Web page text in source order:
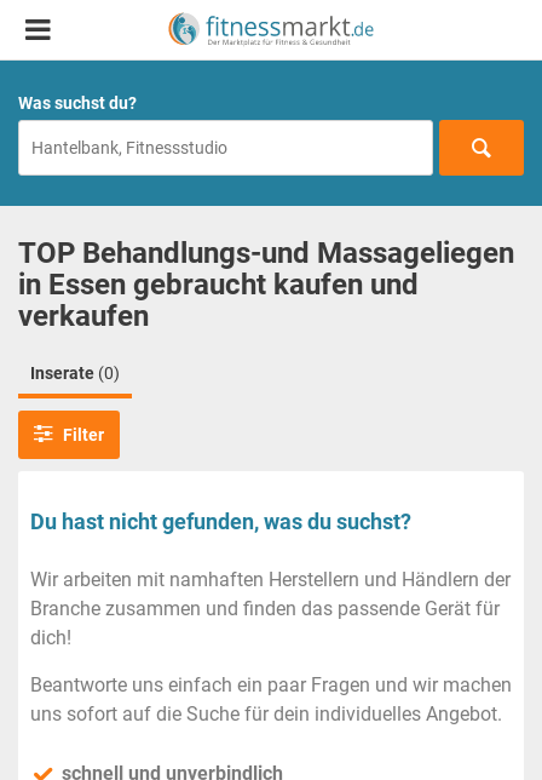
Was suchst du?
TOP Behandlungs-und Massageliegen
in Essen gebraucht kaufen und
verkaufen
Inserate (0)
Filter
Du hast nicht gefunden, was du suchst?
Wir arbeiten mit namhaften Herstellern und Händlern der
Branche zusammen und finden das passende Gerät für
dich!
Beantworte uns einfach ein paar Fragen und wir machen
uns sofort auf die Suche für dein individuelles Angebot.
schnell und unverbindlich